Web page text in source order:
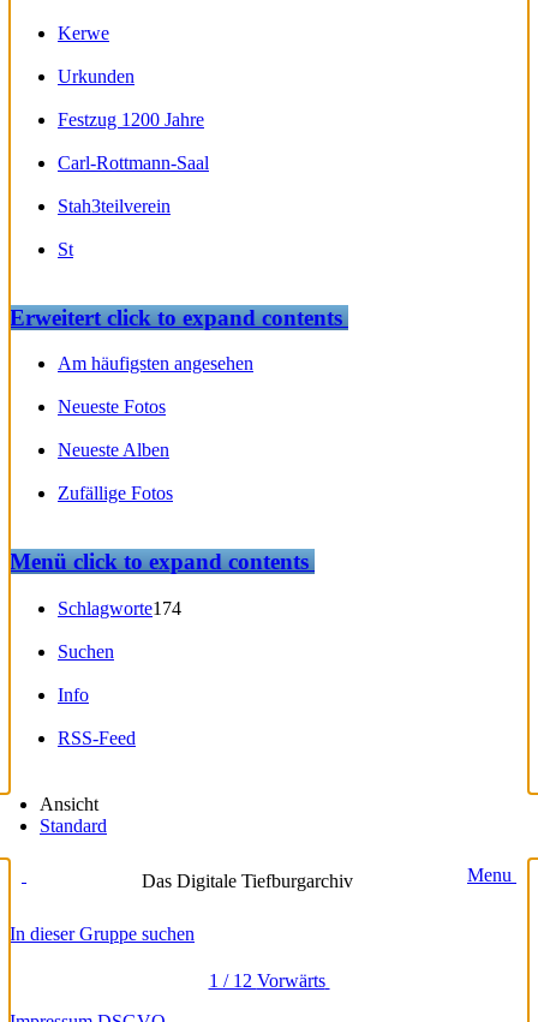
Kerwe
Urkunden
Festzug 1200 Jahre
Carl-Rottmann-Saal
Stah3teilverein
St
Erweitertclick to expand contents
Am häufigsten angesehen
Neueste Fotos
Neueste Alben
Zufällige Fotos
Menüclick to expand contents
Schlagworte174
Suchen
Info
RSS-Feed
Ansicht
Standard
Das Digitale Tiefburgarchiv Menu
In dieser Gruppe suchen
1 / 12 Vorwärts